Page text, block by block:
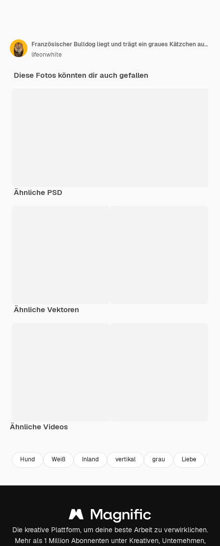
Französischer Bulldog liegt und trägt ein graues Kätzchen auf dem Rücken
lifeonwhite
Diese Fotos könnten dir auch gefallen
Ähnliche PSD
Ähnliche Vektoren
Ähnliche Videos
Hund Weiß Inland vertikal grau Liebe
Die kreative Plattform, um deine beste Arbeit zu verwirklichen.
Mehr als 1 Million Abonnenten unter Kreativen, Unternehmen,